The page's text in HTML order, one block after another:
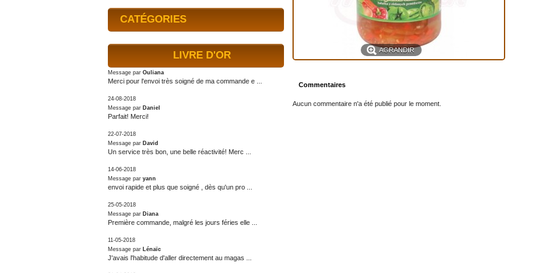
CATÉGORIES
LIVRE D'OR
Message par Ouliana
Merci pour l'envoi très soigné de ma commande e ...
24-08-2018
Message par Daniel
Parfait! Merci!
22-07-2018
Message par David
Un service très bon, une belle réactivité! Merc ...
14-06-2018
Message par yann
envoi rapide et plus que soigné , dès qu'un pro ...
25-05-2018
Message par Diana
Première commande, malgré les jours féries elle ...
11-05-2018
Message par Lénaïc
J'avais l'habitude d'aller directement au magas ...
AGRANDIR
Commentaires
Aucun commentaire n'a été publié pour le moment.